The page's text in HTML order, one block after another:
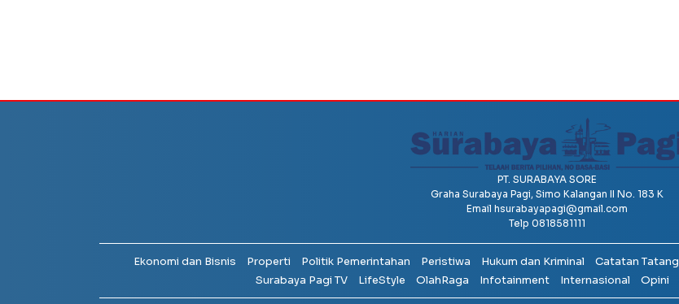
PT. SURABAYA SORE
Graha Surabaya Pagi, Simo Kalangan II No. 183 K
Email hsurabayapagi@gmail.com
Telp 0818581111
Ekonomi dan Bisnis Properti Politik Pemerintahan Peristiwa Hukum dan Kriminal Catatan Tatang
Surabaya Pagi TV
LifeStyle OlahRaga Infotainment Internasional Opini